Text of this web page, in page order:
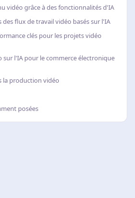
vidéo grâce à des fonctionnalités d'IA
flux de travail vidéo basés sur l'IA
clés pour les projets vidéo
sur l'IA pour le commerce électronique
la production vidéo
posées